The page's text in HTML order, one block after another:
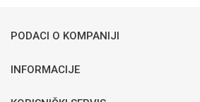
PODACI O KOMPANIJI
BIRO COMMERCE D.O.O
Bosanska b.b.
INFORMACIJE